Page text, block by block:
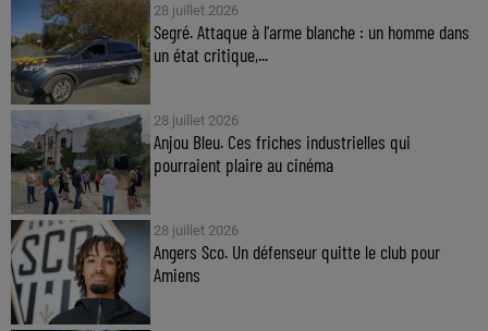
28 juillet 2026
Segré. Attaque à l'arme blanche : un homme dans
un état critique,...
28 juillet 2026
Anjou Bleu. Ces friches industrielles qui
pourraient plaire au cinéma
28 juillet 2026
Angers Sco. Un défenseur quitte le club pour
Amiens